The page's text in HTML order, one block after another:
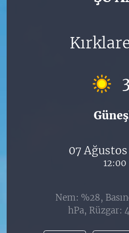
07
12:00
Nem: %28,
hPa, Rüzgar: